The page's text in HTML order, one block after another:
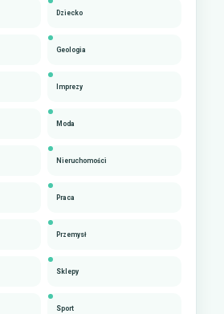
Dziecko
Geologia
Imprezy
Moda
Nieruchomości
Praca
Przemysł
Sklepy
Sport